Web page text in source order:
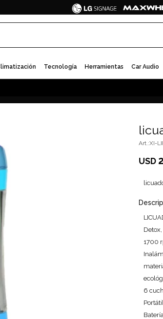
Climatización Tecnología Herramientas Car Audio
XI-
USD
1700
6